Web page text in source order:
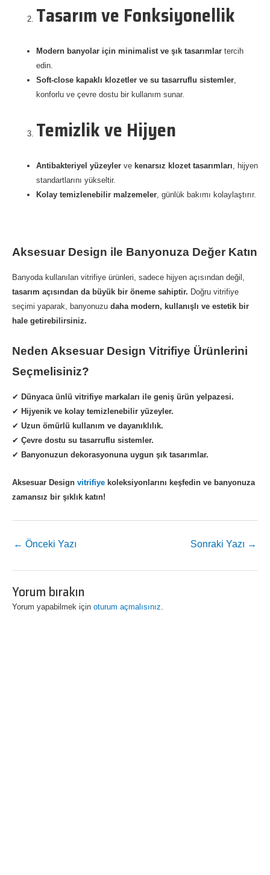
Tasarım ve Fonksiyonellik
Modern banyolar için minimalist ve şık tasarımlartercih
edin.
Soft-close kapaklı klozetler ve su tasarruflu sistemler,
konforlu ve çevre dostu bir kullanım sunar.
Temizlik ve Hijyen
Antibakteriyel yüzeylerve kenarsız klozet tasarımları, hijyen
standartlarını yükseltir.
Kolay temizlenebilir malzemeler, günlük bakımı kolaylaştırır.
Aksesuar Design ile Banyonuza Değer Katın
Banyoda kullanılan vitrifiye ürünleri, sadece hijyen açısından değil,
tasarım açısından da büyük bir öneme sahiptir. Doğru vitrifiye
seçimi yaparak, banyonuzu daha modern, kullanışlı ve estetik bir
hale getirebilirsiniz.
Neden Aksesuar Design Vitrifiye Ürünlerini
Seçmelisiniz?
✔ Dünyaca ünlü vitrifiye markaları ile geniş ürün yelpazesi.
✔ Hijyenik ve kolay temizlenebilir yüzeyler.
✔ Uzun ömürlü kullanım ve dayanıklılık.
✔ Çevre dostu su tasarruflu sistemler.
✔ Banyonuzun dekorasyonuna uygun şık tasarımlar.
Aksesuar Design vitrifiye koleksiyonlarını keşfedin ve banyonuza
zamansız bir şıklık katın!
← Önceki Yazı Sonraki Yazı →
Yorum bırakın
Yorum yapabilmek için oturum açmalısınız